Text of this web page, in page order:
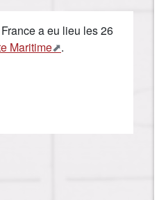
a eu lieu les 26
Maritime .